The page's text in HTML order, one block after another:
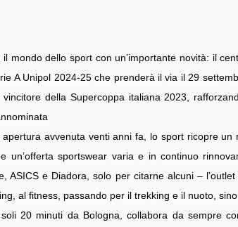
mondo dello sport con un’importante novità: il
A Unipol 2024-25 che prenderà il via il 29
della Supercoppa italiana 2023,
avvenuta venti anni fa, lo sport ricopre
sportswear varia e in continuo
ASICS e Diadora, solo per citarne alcuni –
al fitness, passando per il trekking e il nuoto,
20 minuti da Bologna, collabora da sempre